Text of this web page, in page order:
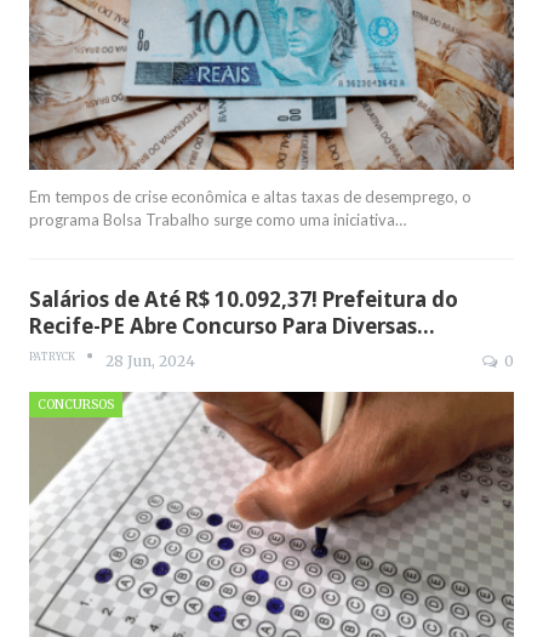
Em tempos de crise econômica e altas taxas de desemprego, o
programa Bolsa Trabalho surge como uma iniciativa…
Salários de Até R$ 10.092,37! Prefeitura do
Recife-PE Abre Concurso Para Diversas…
PATRYCK 28 Jun, 2024 0
CONCURSOS